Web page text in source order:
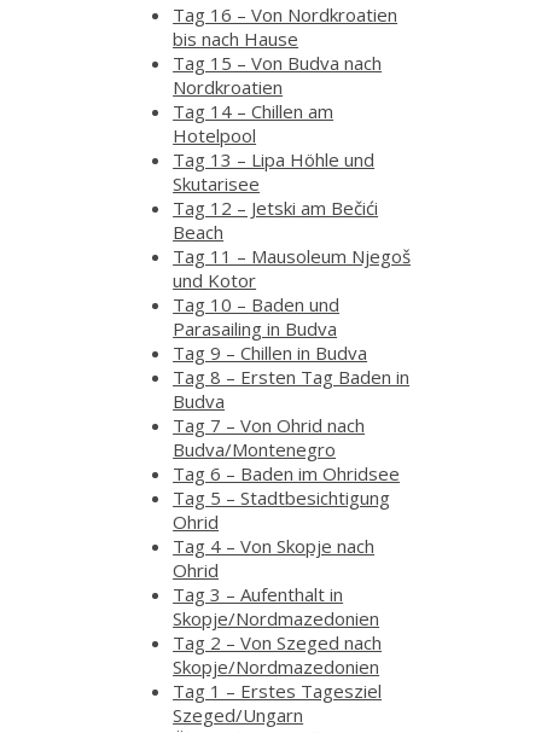
Tag 16 – Von Nordkroatien
bis nach Hause
Tag 15 – Von Budva nach
Nordkroatien
Tag 14 – Chillen am
Hotelpool
Tag 13 – Lipa Höhle und
Skutarisee
Tag 12 – Jetski am Bečići
Beach
Tag 11 – Mausoleum Njegoš
und Kotor
Tag 10 – Baden und
Parasailing in Budva
Tag 9 – Chillen in Budva
Tag 8 – Ersten Tag Baden in
Budva
Tag 7 – Von Ohrid nach
Budva/Montenegro
Tag 6 – Baden im Ohridsee
Tag 5 – Stadtbesichtigung
Ohrid
Tag 4 – Von Skopje nach
Ohrid
Tag 3 – Aufenthalt in
Skopje/Nordmazedonien
Tag 2 – Von Szeged nach
Skopje/Nordmazedonien
Tag 1 – Erstes Tagesziel
Szeged/Ungarn